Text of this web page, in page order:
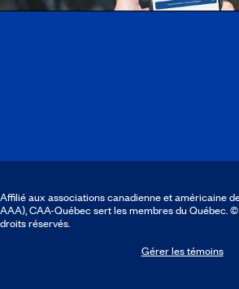
Affilié aux associations canadienne et américaine
AAA), CAA-Québec sert les membres du Québec.
droits réservés.
Gérer les témoins